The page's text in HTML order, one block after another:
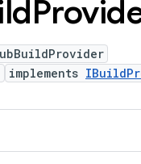
implements